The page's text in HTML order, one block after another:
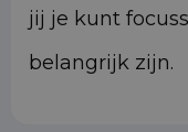
jij je kunt
belangrijk zijn.